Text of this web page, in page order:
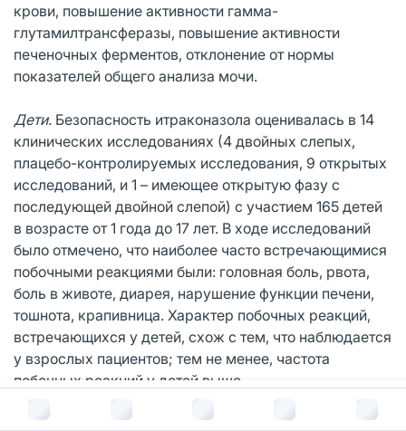
крови, повышение активности гамма-
глутамилтрансферазы, повышение активности
печеночных ферментов, отклонение от нормы
показателей общего анализа мочи.
Дети. Безопасность итраконазола оценивалась в 14
клинических исследованиях (4 двойных слепых,
плацебо-контролируемых исследования, 9 открытых
исследований, и 1 – имеющее открытую фазу с
последующей двойной слепой) с участием 165 детей
в возрасте от 1 года до 17 лет. В ходе исследований
было отмечено, что наиболее часто встречающимися
побочными реакциями были: головная боль, рвота,
боль в животе, диарея, нарушение функции печени,
тошнота, крапивница. Характер побочных реакций,
встречающихся у детей, схож с тем, что наблюдается
у взрослых пациентов; тем не менее, частота
побочных реакций у детей выше.
Побочные действия, зарегистрированные в